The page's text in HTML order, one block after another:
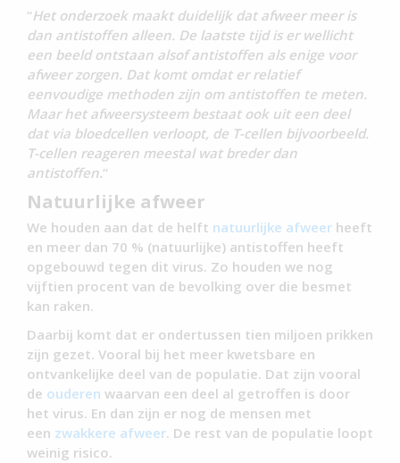
“Het onderzoek maakt duidelijk dat afweer meer is
dan antistoffen alleen. De laatste tijd is er wellicht
een beeld ontstaan alsof antistoffen als enige voor
afweer zorgen. Dat komt omdat er relatief
eenvoudige methoden zijn om antistoffen te meten.
Maar het afweersysteem bestaat ook uit een deel
dat via bloedcellen verloopt, de T-cellen bijvoorbeeld.
T-cellen reageren meestal wat breder dan
antistoffen.“
Natuurlijke afweer
We houden aan dat de helft natuurlijke afweer heeft
en meer dan 70 % (natuurlijke) antistoffen heeft
opgebouwd tegen dit virus. Zo houden we nog
vijftien procent van de bevolking over die besmet
kan raken.
Daarbij komt dat er ondertussen tien miljoen prikken
zijn gezet. Vooral bij het meer kwetsbare en
ontvankelijke deel van de populatie. Dat zijn vooral
de ouderen waarvan een deel al getroffen is door
het virus. En dan zijn er nog de mensen met
een zwakkere afweer. De rest van de populatie loopt
weinig risico.